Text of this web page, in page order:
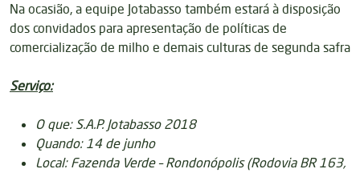
Na ocasião, a equipe Jotabasso também estará à disposição
dos convidados para apresentação de políticas de
comercialização de milho e demais culturas de segunda safra
Serviço:
O que: S.A.P. Jotabasso 2018
Quando: 14 de junho
Local: Fazenda Verde – Rondonópolis (Rodovia BR 163,